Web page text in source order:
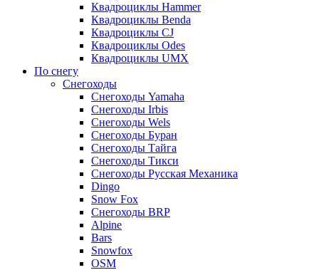
Квадроциклы Hammer
Квадроциклы Benda
Квадроциклы CJ
Квадроциклы Odes
Квадроциклы UMX
По снегу
Снегоходы
Снегоходы Yamaha
Снегоходы Irbis
Снегоходы Wels
Снегоходы Буран
Снегоходы Тайга
Снегоходы Тикси
Снегоходы Русская Механика
Dingo
Snow Fox
Снегоходы BRP
Alpine
Bars
Snowfox
OSM